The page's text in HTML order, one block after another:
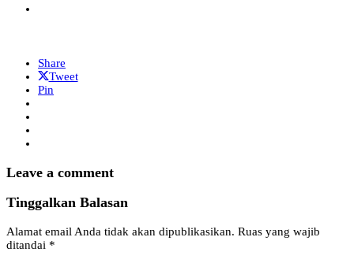
Share
Tweet
Pin
Leave a comment
Tinggalkan Balasan
Alamat email Anda tidak akan dipublikasikan. Ruas yang wajib
ditandai *